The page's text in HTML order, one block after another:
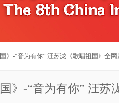
国》-“音为有你” 汪苏泷《歌唱祖国》全
国》-“音为有你” 汪